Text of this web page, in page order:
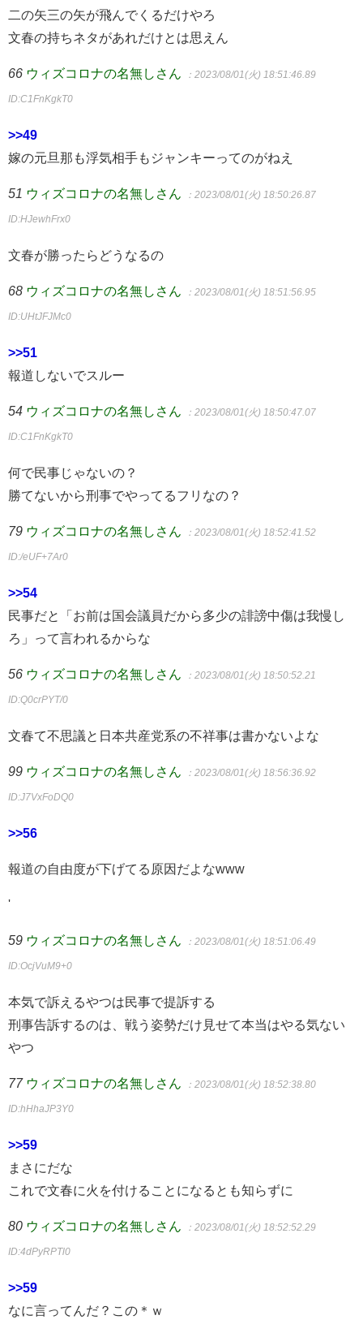
二の矢三の矢が飛んでくるだけやろ
文春の持ちネタがあれだけとは思えん
66 ウィズコロナの名無しさん ：2023/08/01(火) 18:51:46.89
ID:C1FnKgkT0
>>49
嫁の元旦那も浮気相手もジャンキーってのがねえ
51 ウィズコロナの名無しさん ：2023/08/01(火) 18:50:26.87
ID:HJewhFrx0
文春が勝ったらどうなるの
68 ウィズコロナの名無しさん ：2023/08/01(火) 18:51:56.95
ID:UHtJFJMc0
>>51
報道しないでスルー
54 ウィズコロナの名無しさん ：2023/08/01(火) 18:50:47.07
ID:C1FnKgkT0
何で民事じゃないの？
勝てないから刑事でやってるフリなの？
79 ウィズコロナの名無しさん ：2023/08/01(火) 18:52:41.52
ID:/eUF+7Ar0
>>54
民事だと「お前は国会議員だから多少の誹謗中傷は我慢し
ろ」って言われるからな
56 ウィズコロナの名無しさん ：2023/08/01(火) 18:50:52.21
ID:Q0crPYT/0
文春て不思議と日本共産党系の不祥事は書かないよな
99 ウィズコロナの名無しさん ：2023/08/01(火) 18:56:36.92
ID:J7VxFoDQ0
>>56
報道の自由度が下げてる原因だよなwww
'
59 ウィズコロナの名無しさん ：2023/08/01(火) 18:51:06.49
ID:OcjVuM9+0
本気で訴えるやつは民事で提訴する
刑事告訴するのは、戦う姿勢だけ見せて本当はやる気ない
やつ
77 ウィズコロナの名無しさん ：2023/08/01(火) 18:52:38.80
ID:hHhaJP3Y0
>>59
まさにだな
これで文春に火を付けることになるとも知らずに
80 ウィズコロナの名無しさん ：2023/08/01(火) 18:52:52.29
ID:4dPyRPTl0
>>59
なに言ってんだ？この＊ｗ